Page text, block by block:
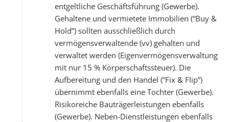
entgeltliche Geschäftsführung (Gewerbe).
Gehaltene und vermietete Immobilien (“Buy &
Hold”) sollten ausschließlich durch
vermögensverwaltende (vv) gehalten und
verwaltet werden (Eigenvermögensverwaltung
mit nur 15 % Körperschaftssteuer). Die
Aufbereitung und den Handel (“Fix & Flip”)
übernimmt ebenfalls eine Tochter (Gewerbe).
Risikoreiche Bauträgerleistungen ebenfalls
(Gewerbe). Neben-Dienstleistungen ebenfalls